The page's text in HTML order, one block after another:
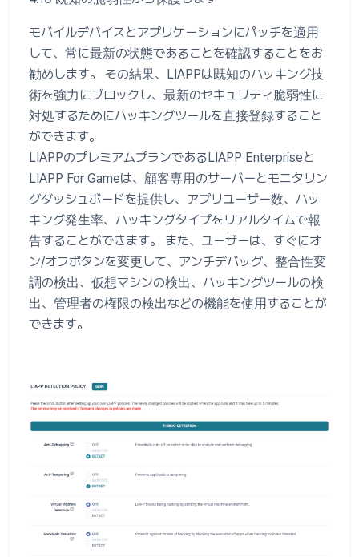
モバイルデバイスとアプリケーションにパッチを適用
して、常に最新の状態であることを確認することをお
勧めします。 その結果、LIAPPは既知のハッキング技
術を強力にブロックし、最新のセキュリティ脆弱性に
対処するためにハッキングツールを直接登録すること
ができます。
LIAPPのプレミアムプランであるLIAPP Enterpriseと
LIAPP For Gameは、顧客専用のサーバーとモニタリン
グダッシュボードを提供し、アプリユーザー数、ハッ
キング発生率、ハッキングタイプをリアルタイムで報
告することができます。 また、ユーザーは、すぐにオ
ン/オフボタンを変更して、アンチデバッグ、整合性変
調の検出、仮想マシンの検出、ハッキングツールの検
出、管理者の権限の検出などの機能を使用することが
できます。